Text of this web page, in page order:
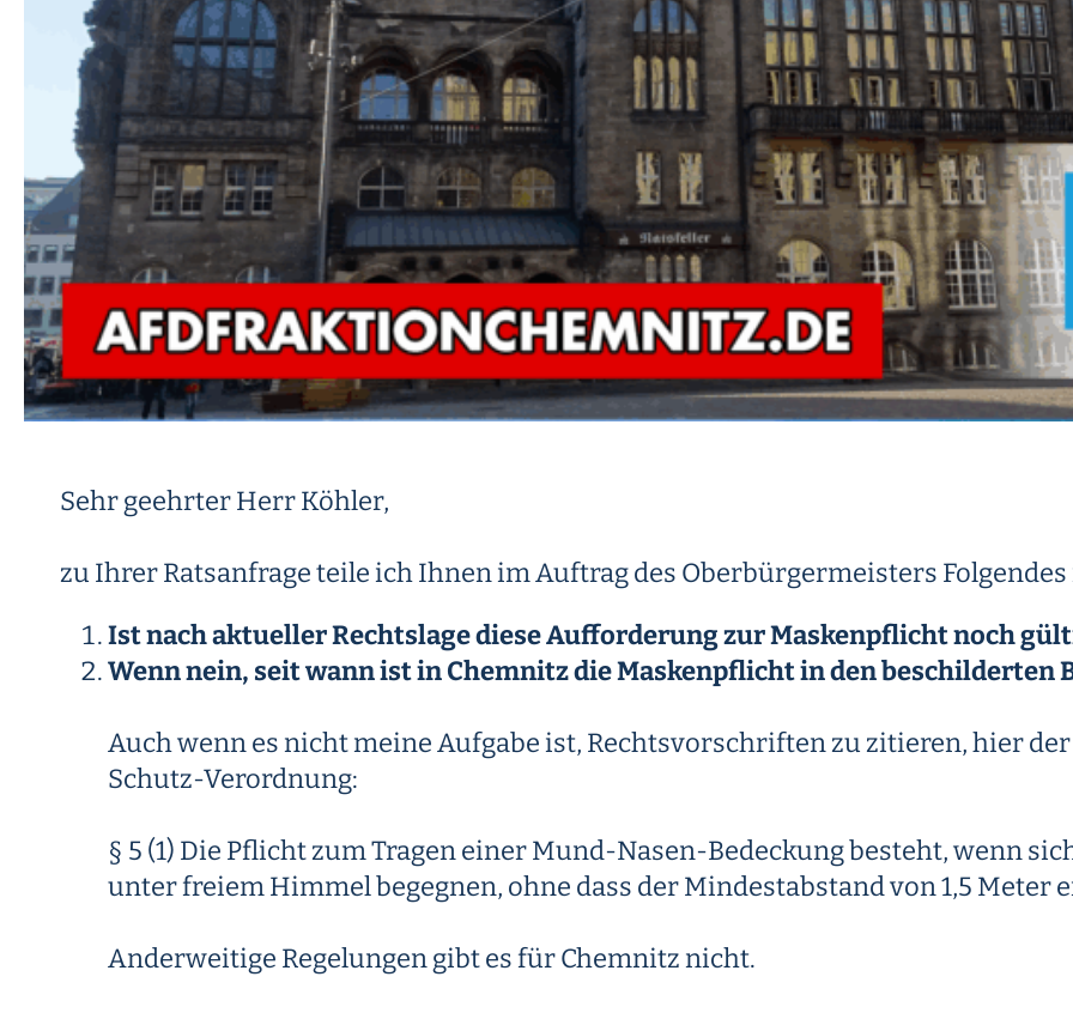
Sehr geehrter Herr Köhler,
zu Ihrer Ratsanfrage teile ich Ihnen im Auftrag des Oberbürgermeisters
Ist nach aktueller Rechtslage diese Aufforderung zur Maskenpflicht noch
Wenn nein, seit wann ist in Chemnitz die Maskenpflicht in den beschilderten
Auch wenn es nicht meine Aufgabe ist, Rechtsvorschriften zu zitieren, hier
Schutz-Verordnung:
§ 5 (1) Die Pflicht zum Tragen einer Mund-Nasen-Bedeckung besteht, wenn
unter freiem Himmel begegnen, ohne dass der Mindestabstand von 1,5 Meter
Anderweitige Regelungen gibt es für Chemnitz nicht.